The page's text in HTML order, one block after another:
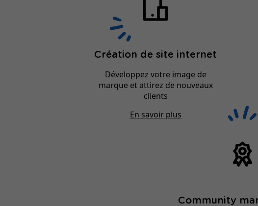
Création de site internet
Développez votre image de
marque et attirez de nouveaux
clients
En savoir plus
Community